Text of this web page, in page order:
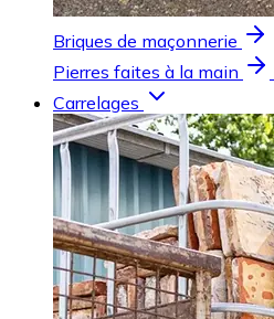
Briques de maçonnerie
Pierres faites à la main
Carrelages